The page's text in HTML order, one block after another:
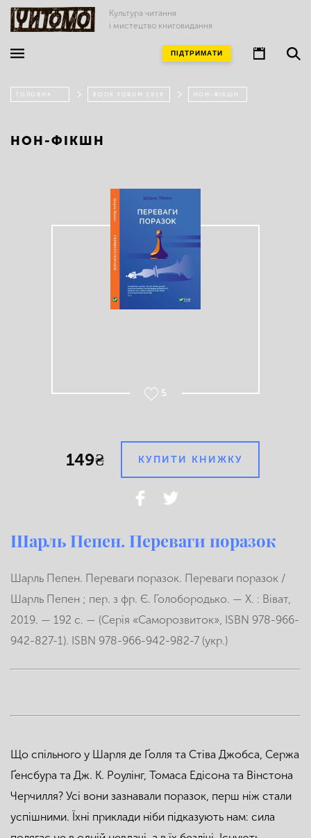
Культура читання
і мистецтво книговидання
ПІДТРИМАТИ
ГОЛОВНА BOOK FORUM 2019 НОН-ФІКШН
НОН-ФІКШН
5
149₴ КУПИТИ КНИЖКУ
Шарль Пепен. Переваги поразок
Шарль Пепен. Переваги поразок. Переваги поразок /
Шарль Пепен ; пер. з фр. Є. Голобородько. — Х. : Віват,
2019. — 192 с. — (Серія «Саморозвиток», ISBN 978-966-
942-827-1). ISBN 978-966-942-982-7 (укр.)
Що спільного у Шарля де Ґолля та Стіва Джобса, Сержа
Ґенсбура та Дж. К. Роулінг, Томаса Едісона та Вінстона
Черчилля? Усі вони зазнавали поразок, перш ніж стали
успішними. Їхні приклади ніби підказують нам: сила